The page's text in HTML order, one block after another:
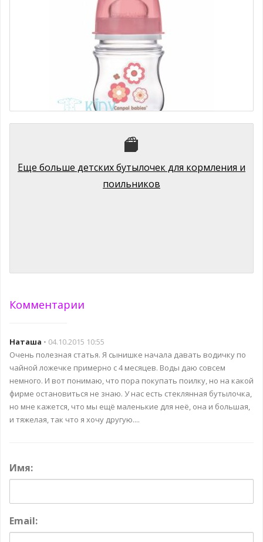
Розовая антиколиковая бутылочка с широким горлышком EASY
310 руб.
Еще больше детских бутылочек для кормления и
поильников
Комментарии
Наташа • 04.10.2015 10:55
Очень полезная статья. Я сынишке начала давать водичку по
чайной ложечке примерно с 4 месяцев. Воды даю совсем
немного. И вот понимаю, что пора покупать поилку, но на какой
фирме остановиться не знаю. У нас есть стеклянная бутылочка,
но мне кажется, что мы ещё маленькие для неё, она и большая,
и тяжелая, так что я хочу другую....
Имя:
Email: